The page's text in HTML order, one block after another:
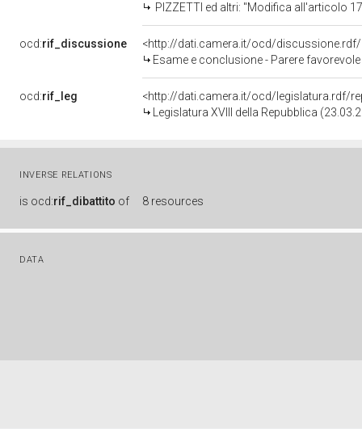
PIZZETTI ed altri: "Modifica all'articolo 172 del codice della strada, di cui al
ocd:rif_discussione
<http://dati.camera.it/ocd/discussione.rdf/
Esame e conclusione - Parere favorevole con condizione - Parere
ocd:rif_leg
<http://dati.camera.it/ocd/legislatura.rdf/
Legislatura XVIII della Repubblica
INVERSE RELATIONS
is ocd:rif_dibattito of 8 resources
DATA